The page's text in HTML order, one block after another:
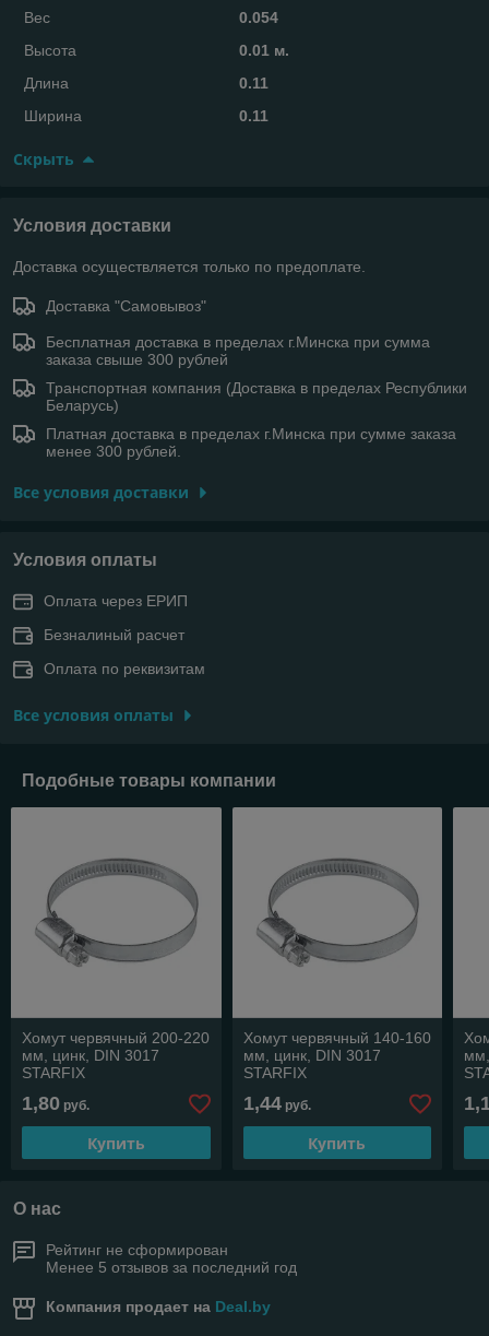
Вес
0.054
Высота
0.01 м.
Длина
0.11
Ширина
0.11
Скрыть
Условия доставки
Доставка осуществляется только по предоплате.
Доставка "Самовывоз"
Бесплатная доставка в пределах г.Минска при сумма
заказа свыше 300 рублей
Транспортная компания (Доставка в пределах Республики
Беларусь)
Платная доставка в пределах г.Минска при сумме заказа
менее 300 рублей.
Все условия доставки
Условия оплаты
Оплата через ЕРИП
Безналиный расчет
Оплата по реквизитам
Все условия оплаты
Подобные товары компании
Хомут червячный 200-220
мм, цинк, DIN 3017
STARFIX
1,80 руб.
Купить
Хомут червячный 140-160
мм, цинк, DIN 3017
STARFIX
1,44руб.
Купить
О нас
Рейтинг не сформирован
Менее 5 отзывов за последний год
Компания продает на Deal.by